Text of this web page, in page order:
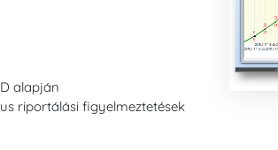
alapján
riportálási figyelmeztetések